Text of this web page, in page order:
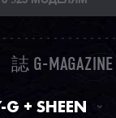
誌 G-MAGAZINE
ЧАСЫ